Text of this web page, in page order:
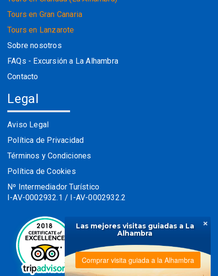
×
Las mejores visitas guiadas a La
Alhambra
Comprar visita guiada a la Alhambra
Tours en Gran Canaria
Tours en Lanzarote
Sobre nosotros
FAQs - Excursión a La Alhambra
Contacto
Legal
Aviso Legal
Política de Privacidad
Términos y Condiciones
Política de Cookies
Nº Intermediador Turístico
I-AV-0002932.1 / I-AV-0002932.2